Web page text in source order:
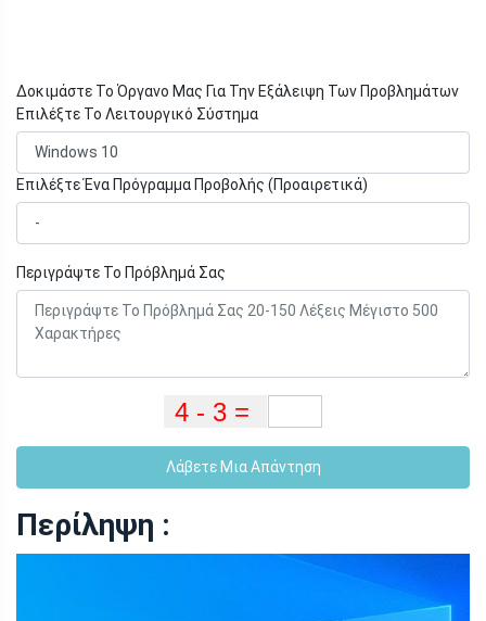
Δοκιμάστε Το Όργανο Μας Για Την Εξάλειψη Των Προβλημάτων
Επιλέξτε Το Λειτουργικό Σύστημα
Επιλέξτε Ένα Πρόγραμμα Προβολής (Προαιρετικά)
Περιγράψτε Το Πρόβλημά Σας
Λάβετε Μια Απάντηση
Περίληψη :